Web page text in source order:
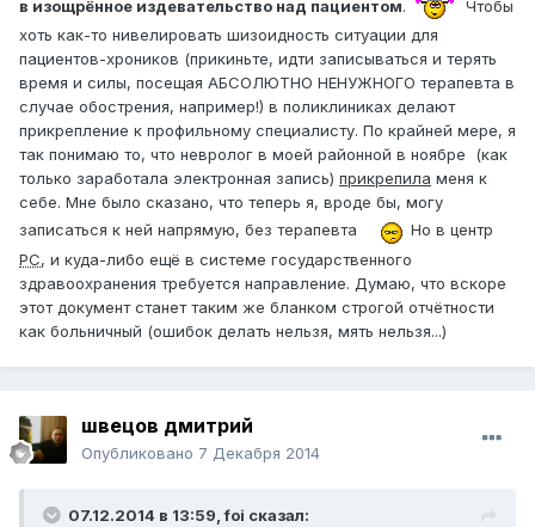
в изощрённое издевательство над пациентом.
Чтобы
хоть как-то нивелировать шизоидность ситуации для
пациентов-хроников (прикиньте, идти записываться и терять
время и силы, посещая АБСОЛЮТНО НЕНУЖНОГО терапевта в
случае обострения, например!) в поликлиниках делают
прикрепление к профильному специалисту. По крайней мере, я
так понимаю то, что невролог в моей районной в ноябре (как
только заработала электронная запись) прикрепила меня к
себе. Мне было сказано, что теперь я, вроде бы, могу
записаться к ней напрямую, без терапевта
Но в центр
РС, и куда-либо ещё в системе государственного
здравоохранения требуется направление. Думаю, что вскоре
этот документ станет таким же бланком строгой отчётности
как больничный (ошибок делать нельзя, мять нельзя...)
швецов дмитрий
Опубликовано 7 Декабря 2014
07.12.2014 в 13:59, foi сказал: